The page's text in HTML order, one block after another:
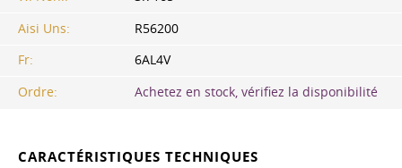
Aisi Uns:
R56200
Fr:
6AL4V
Ordre:
Achetez en stock, vérifiez la disponibilité
CARACTÉRISTIQUES TECHNIQUES